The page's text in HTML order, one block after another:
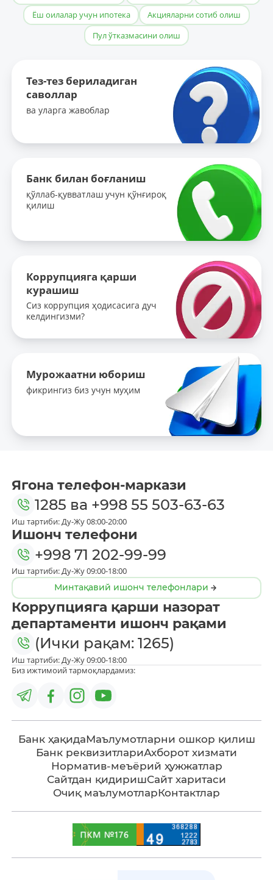
Ёш оилалар учун ипотека
Акцияларни сотиб олиш
Пул ўтказмасини олиш
Тез-тез бериладиган
саволлар
ва уларга жавоблар
Банк билан боғланиш
қўллаб-қувватлаш учун қўнғироқ
қилиш
Коррупцияга қарши
курашиш
Сиз коррупция ҳодисасига дуч
келдингизми?
Мурожаатни юбориш
фикрингиз биз учун муҳим
Ягона телефон-маркази
1285 ва +998 55 503-63-63
Иш тартиби: Ду-Жу 08:00-20:00
Ишонч телефони
+998 71 202-99-99
Иш тартиби: Ду-Жу 09:00-18:00
Минтақавий ишонч телефонлари
Коррупцияга қарши назорат
департаменти ишонч рақами
(Ички рақам: 1265)
Иш тартиби: Ду-Жу 09:00-18:00
Биз ижтимоий тармоқлардамиз:
Банк ҳақидаМаълумотларни ошкор қилиш
Банк реквизитлариАхборот хизмати
Норматив-меъёрий ҳужжатлар
Сайтдан қидиришСайт харитаси
Очиқ маълумотларКонтактлар